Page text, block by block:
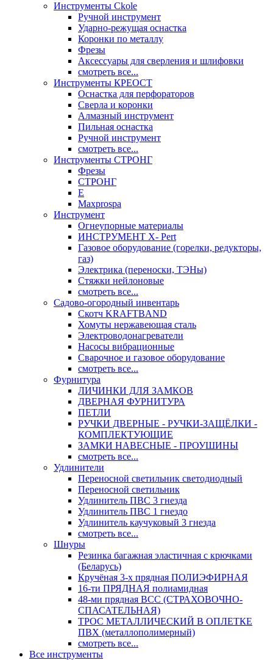
Инструменты Ckole
Ручной инструмент
Ударно‑режущая оснастка
Коронки по металлу
Фрезы
Аксессуары для сверления и шлифовки
смотреть все...
Инструменты КРЕОСТ
Оснастка для перфораторов
Сверла и коронки
Алмазный инструмент
Пильная оснастка
Ручной инструмент
смотреть все...
Инструменты СТРОНГ
Фрезы
СТРОНГ
Е
Maxprospa
Инструмент
Огнеупорные материалы
ИНСТРУМЕНТ X- Pert
Газовое оборудование (горелки, редукторы,
газ)
Электрика (переноски, ТЭНы)
Стяжки нейлоновые
смотреть все...
Садово-огородный инвентарь
Скотч KRAFTBAND
Хомуты нержавеющая сталь
Электроводонагреватели
Насосы вибрационные
Сварочное и газовое оборудование
смотреть все...
Фурнитура
ЛИЧИНКИ ДЛЯ ЗАМКОВ
ДВЕРНАЯ ФУРНИТУРА
ПЕТЛИ
РУЧКИ ДВЕРНЫЕ - РУЧКИ-ЗАЩЁЛКИ -
КОМПЛЕКТУЮЩИЕ
ЗАМКИ НАВЕСНЫЕ - ПРОУШИНЫ
смотреть все...
Удлинители
Переносной светильник светодиодный
Переносной светильник
Удлинитель ПВС 3 гнезда
Удлинитель ПВС 1 гнездо
Удлинитель каучуковый 3 гнезда
смотреть все...
Шнуры
Резинка багажная эластичная с крючками
(Беларусь)
Кручёная 3-х прядная ПОЛИЭФИРНАЯ
16-ти ПРЯДНАЯ полиамидная
48-ми прядная ВСС (СТРАХОВОЧНО-
СПАСАТЕЛЬНАЯ)
ТРОС МЕТАЛЛИЧЕСКИЙ В ОПЛЕТКЕ
ПВХ (металлополимерный)
смотреть все...
Все инструменты